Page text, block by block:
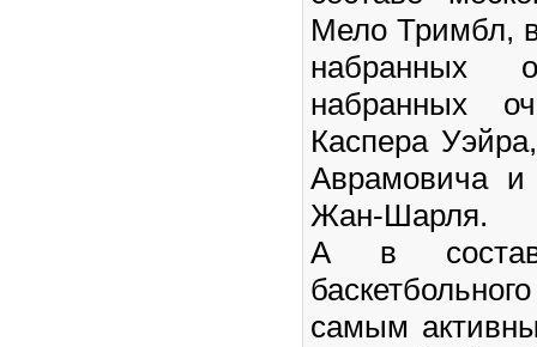
Мело Тримбл, в
набранных
набранных
Каспера
Аврамовича
Жан-Шарля.
А в составе
самым